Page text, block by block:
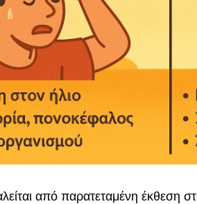
από παρατεταμένη έκθεση